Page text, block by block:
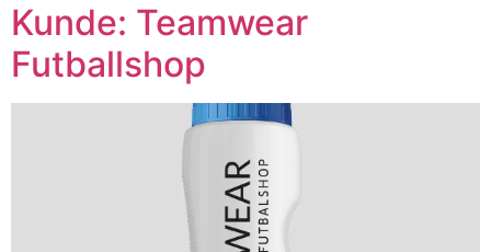
Kunde: Teamwear
Futballshop